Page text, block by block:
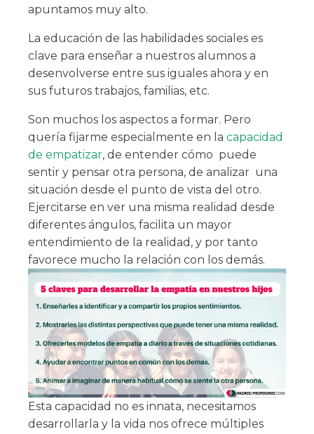
apuntamos muy alto.
La educación de las habilidades sociales es
clave para enseñar a nuestros alumnos a
desenvolverse entre sus iguales ahora y en
sus futuros trabajos, familias, etc.
Son muchos los aspectos a formar. Pero
quería fijarme especialmente en la capacidad
de empatizar, de entender cómo puede
sentir y pensar otra persona, de analizar una
situación desde el punto de vista del otro.
Ejercitarse en ver una misma realidad desde
diferentes ángulos, facilita un mayor
entendimiento de la realidad, y por tanto
favorece mucho la relación con los demás.
Esta capacidad no es innata, necesitamos
desarrollarla y la vida nos ofrece múltiples